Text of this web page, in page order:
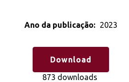
Ano da publicação: 2023
Download
873 downloads